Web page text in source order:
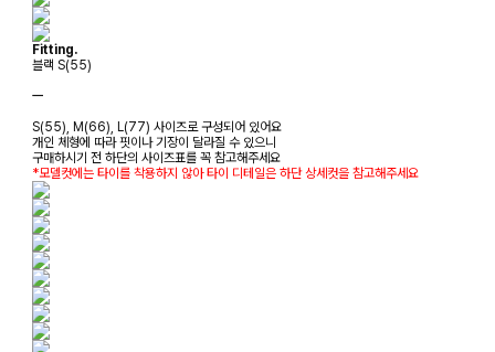
Fitting.
블랙 S(55)
ㅡ
S(55), M(66), L(77) 사이즈로 구성되어 있어요
개인 체형에 따라 핏이나 기장이 달라질 수 있으니
구매하시기 전 하단의 사이즈표를 꼭 참고해주세요
*모델컷에는 타이를 착용하지 않아 타이 디테일은 하단 상세컷을 참고해주세요